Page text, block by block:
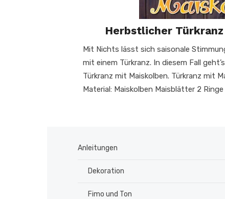
Herbstlicher
Mit Nichts lässt sich saisonale
mit einem Türkranz. In diesem Fall
Türkranz mit Maiskolben. Türkranz mit
Material: Maiskolben Maisblätter 2
Anleitungen
Dekoration
Fimo und Ton